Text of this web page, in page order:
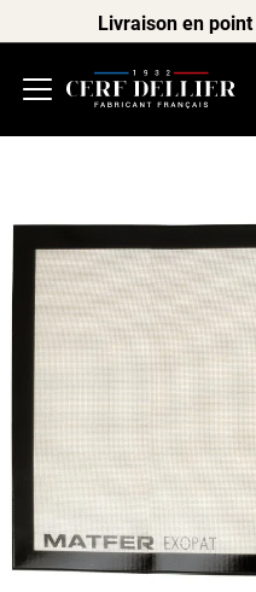
Livraison en